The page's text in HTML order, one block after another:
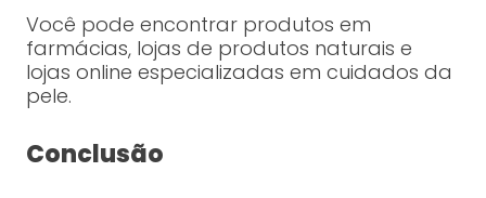
Você pode encontrar produtos em
farmácias, lojas de produtos naturais e
lojas online especializadas em cuidados da
pele.
Conclusão